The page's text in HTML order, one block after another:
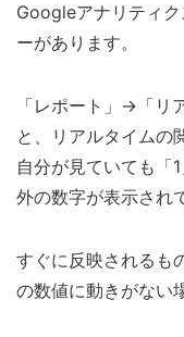
Googleアナリティ
ーがあります。
「レポート」→「リ
と、リアルタイムの
自分が見ていても「
外の数字が表示され
すぐに反映されるも
の数値に動きがない